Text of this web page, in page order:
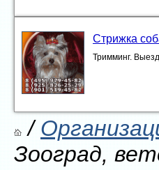
Стрижка
Тримминг.
/
Зооград,